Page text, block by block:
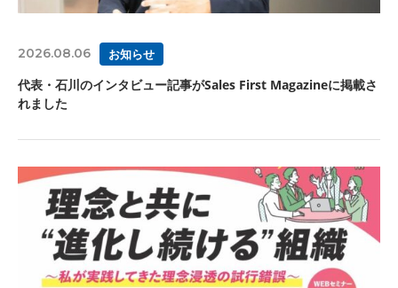
2026.08.06 お知らせ
代表・石川のインタビュー記事がSales First Magazineに掲載さ
れました